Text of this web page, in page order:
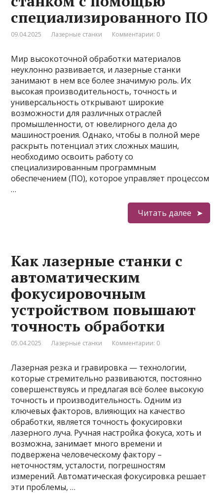
специализированного ПО
09.04.2025 Лазерные станки Комментарии: 0
Мир высокоточной обработки материалов
неуклонно развивается, и лазерные станки
занимают в нем все более значимую роль. Их
высокая производительность, точность и
универсальность открывают широкие
возможности для различных отраслей
промышленности, от ювелирного дела до
машиностроения. Однако, чтобы в полной мере
раскрыть потенциал этих сложных машин,
необходимо освоить работу со
специализированным программным
обеспечением (ПО), которое управляет процессом
…
Читать далее
Как лазерные станки с
автоматическим
фокусировочным
устройством повышают
точность обработки
05.04.2025 Лазерные станки Комментарии: 0
Лазерная резка и гравировка — технологии,
которые стремительно развиваются, постоянно
совершенствуясь и предлагая всё более высокую
точность и производительность. Одним из
ключевых факторов, влияющих на качество
обработки, является точность фокусировки
лазерного луча. Ручная настройка фокуса, хоть и
возможна, занимает много времени и
подвержена человеческому фактору –
неточностям, усталости, погрешностям
измерений. Автоматическая фокусировка решает
эти проблемы, …